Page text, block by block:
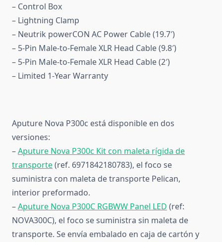
– Control Box
– Lightning Clamp
– Neutrik powerCON AC Power Cable (19.7′)
– 5-Pin Male-to-Female XLR Head Cable (9.8′)
– 5-Pin Male-to-Female XLR Head Cable (2′)
– Limited 1-Year Warranty
Aputure Nova P300c está disponible en dos
versiones:
–Aputure Nova P300c Kit con maleta rígida de
transporte(ref. 6971842180783), el foco se
suministra con maleta de transporte Pelican,
interior preformado.
–Aputure Nova P300C RGBWW Panel LED (ref:
NOVA300C), el foco se suministra sin maleta de
transporte. Se envía embalado en caja de cartón y